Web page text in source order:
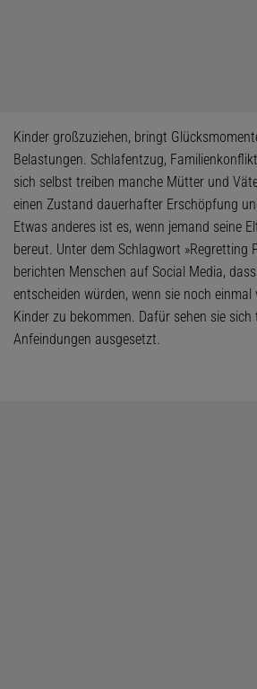
Kinder großzuziehen, bringt
Belastungen. Schlafentzug,
sich selbst treiben manche Mütter und
einen Zustand dauerhafter Erschöpfung
Etwas anderes ist es, wenn jemand seine
bereut. Unter dem Schlagwort »Regretting
berichten Menschen auf Social Media,
entscheiden würden, wenn sie noch
Kinder zu bekommen. Dafür sehen sie sich
Anfeindungen ausgesetzt.